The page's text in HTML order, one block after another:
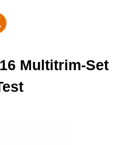
Multitrim-Set